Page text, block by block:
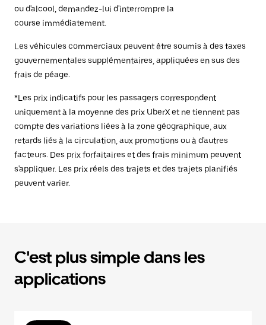
ou d'alcool, demandez-lui d'interrompre la
course immédiatement.
Les véhicules commerciaux peuvent être soumis à des taxes
gouvernementales supplémentaires, appliquées en sus des
frais de péage.
*Les prix indicatifs pour les passagers correspondent
uniquement à la moyenne des prix UberX et ne tiennent pas
compte des variations liées à la zone géographique, aux
retards liés à la circulation, aux promotions ou à d'autres
facteurs. Des prix forfaitaires et des frais minimum peuvent
s'appliquer. Les prix réels des trajets et des trajets planifiés
peuvent varier.
C'est plus simple dans les
applications